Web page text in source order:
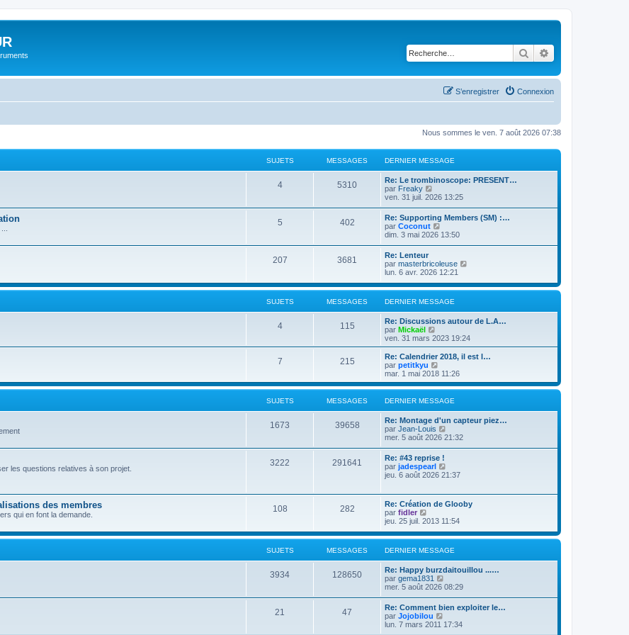
Rechercher
Connexion
S’enregistrer
Nous sommes le ven. 7 août 2026 07:38
SUJETS MESSAGES DERNIER MESSAGE
4 5310
Re: Le trombinoscope: PRESENT…
par Freaky
o
l
e
d
e
n
i
e
r
m
e
s
s
a
g
e
ven. 31 juil. 2026 13:25
5 402
Re: Supporting Members (SM) :…
par Coconut
o
e
d
e
r
n
i
e
m
s
s
a
g
e
dim. 3 mai 2026 13:50
207 3681
Re: Lenteur
par masterbricoleuse
r
d
e
n
i
e
e
s
e
lun. 6 avr. 2026 12:21
SUJETS MESSAGES DERNIER MESSAGE
4 115
Re: Discussions autour de L.A…
par Mickaël
o
i
r
l
e
e
r
n
i
e
m
e
s
s
a
ven. 31 mars 2023 19:24
7 215
Re: Calendrier 2018, il est l…
par petitkyu
o
i
r
l
e
r
n
i
e
r
m
a
g
e
mar. 1 mai 2018 11:26
SUJETS MESSAGES DERNIER MESSAGE
1673 39658
Re: Montage d'un capteur piez…
par Jean-Louis
o
e
d
r
n
e
r
m
e
s
s
a
e
mer. 5 août 2026 21:32
les questions relatives à son projet.
3222 291641
Re: #43 reprise !
par jadespearl
o
l
e
d
e
r
n
i
e
r
e
s
a
e
jeu. 6 août 2026 21:37
des membres
qui en font la demande.
108 282
Re: Création de Glooby
par fidler
o
r
e
d
e
r
n
i
e
r
m
jeu. 25 juil. 2013 11:54
SUJETS MESSAGES DERNIER MESSAGE
3934 128650
Re: Happy burzdaitouillou ...…
par gema1831
o
r
l
e
d
mer. 5 août 2026 08:29
21 47
Re: Comment bien exploiter le…
par Jojobilou
o
lun. 7 mars 2011 17:34